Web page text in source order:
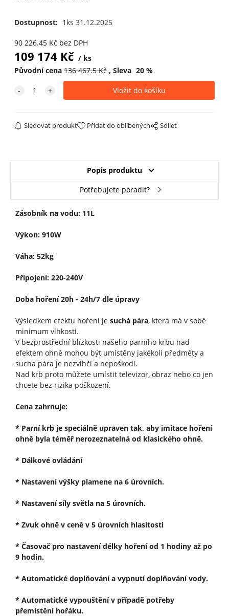
Dostupnost: 1ks 31.12.2025
90 226.45Kč bez DPH
109 174Kč
ks
Původní cena 136 467.5Kč Sleva 20%
Sledovat produkt Přidat do oblíbených Sdílet
Popis produktu
Potřebujete poradit?
Zásobník na vodu: 11L
Výkon: 910W
Váha: 52kg
Připojení: 220-240V
Doba hoření 20h - 24h/7 dle úpravy
Výsledkem efektu hoření jesuchá pára, která má v sobě
minimum vlhkosti.
V bezprostřední blízkosti našeho parního krbu nad
efektem ohně mohou být umístěny jakékoli předměty a
sucha pára je nezvlhčí a nepoškodí.
Nad krb proto můžete umístit televizor, obraz nebo co jen
chcete bez rizika poškození.
Cena zahrnuje:
* Parní krb je speciálně upraven tak, aby imitace hoření
ohně byla téměř nerozeznatelná od klasického ohně.
* Dálkové ovládání
* Nastavení výšky plamene na 6 úrovních.
* Nastavení síly světla na 5 úrovních.
* Zvuk ohně v ceně v 5 úrovních hlasitosti
* Časovač pro nastavení délky hoření od 1 hodiny až po
9 hodin.
* Automatické doplňování a vypnutí doplňování vody.
* Automatické vypouštění v případě potřeby
přemístění hořáku.